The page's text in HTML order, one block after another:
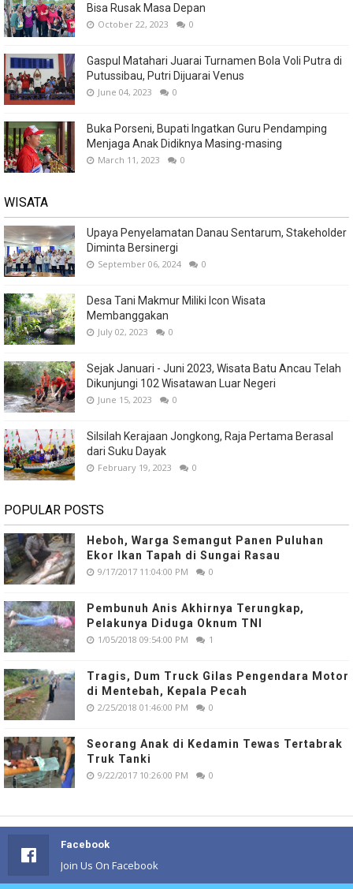
Bisa Rusak Masa Depan
October 22, 2023 0
Gaspul Matahari Juarai Turnamen Bola Voli Putra di
Putussibau, Putri Dijuarai Venus
June 04, 2023 0
Buka Porseni, Bupati Ingatkan Guru Pendamping
Menjaga Anak Didiknya Masing-masing
March 11, 2023 0
WISATA
Upaya Penyelamatan Danau Sentarum, Stakeholder
Diminta Bersinergi
September 06, 2024 0
Desa Tani Makmur Miliki Icon Wisata
Membanggakan
July 02, 2023 0
Sejak Januari - Juni 2023, Wisata Batu Ancau Telah
Dikunjungi 102 Wisatawan Luar Negeri
June 15, 2023 0
Silsilah Kerajaan Jongkong, Raja Pertama Berasal
dari Suku Dayak
February 19, 2023 0
POPULAR POSTS
Heboh, Warga Semangut Panen Puluhan
Ekor Ikan Tapah di Sungai Rasau
9/17/2017 11:04:00 PM 0
Pembunuh Anis Akhirnya Terungkap,
Pelakunya Diduga Oknum TNI
1/05/2018 09:54:00 PM 1
Tragis, Dum Truck Gilas Pengendara Motor
di Mentebah, Kepala Pecah
2/25/2018 01:46:00 PM 0
Seorang Anak di Kedamin Tewas Tertabrak
Truk Tanki
9/22/2017 10:26:00 PM 0
Facebook
Join Us On Facebook